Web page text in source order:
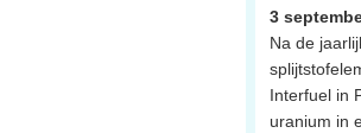
3
Na de
Interfuel in
uranium in